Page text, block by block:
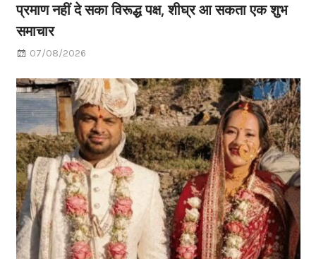
प्रमाण नहीं दे सका विरूद्ध पक्ष, शीघ्र आ सकता एक शुभ
समाचार
07/08/2026